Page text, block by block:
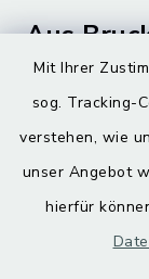
Mit Ihrer
sog. Tracking-
verstehen, wie
unser Angebot
hierfür
Aus
Digitaler